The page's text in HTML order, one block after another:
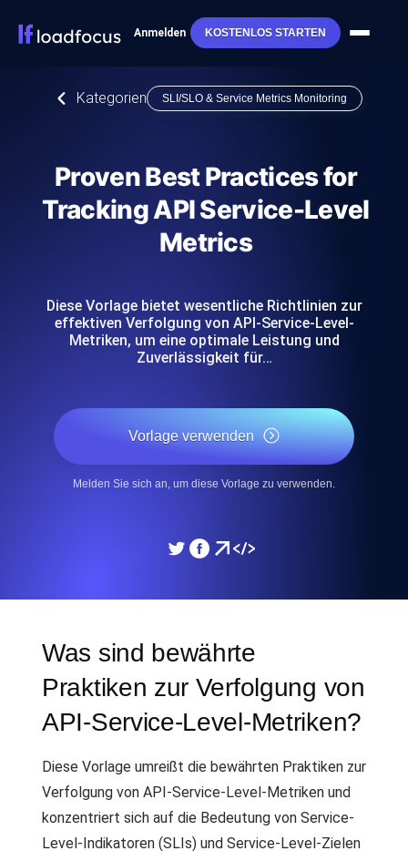
Anmelden KOSTENLOS STARTEN
Kategorien SLI/SLO & Service Metrics Monitoring
Proven Best Practices for
Tracking API Service-Level
Metrics
Diese Vorlage bietet wesentliche Richtlinien zur
effektiven Verfolgung von API-Service-Level-
Metriken, um eine optimale Leistung und
Zuverlässigkeit für…
Vorlage verwenden
Melden Sie sich an, um diese Vorlage zu verwenden.
Was sind bewährte
Praktiken zur Verfolgung von
API-Service-Level-Metriken?
Diese Vorlage umreißt die bewährten Praktiken zur
Verfolgung von API-Service-Level-Metriken und
konzentriert sich auf die Bedeutung von Service-
Level-Indikatoren (SLIs) und Service-Level-Zielen